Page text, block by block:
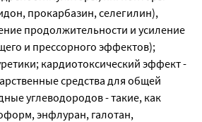
прокарбазин, селегилин),
продолжительности и усиление
и прессорного эффектов);
кардиотоксический эффект -
средства для общей
углеводородов - такие, как
энфлуран, галотан,